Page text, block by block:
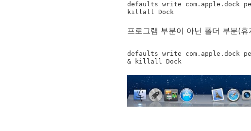
defaults write
killall Dock
프로그램 부분이 아닌 폴더 부분(
defaults write
& killall Dock​